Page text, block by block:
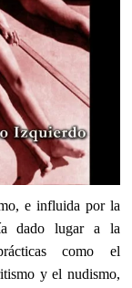
e influida por la
dado lugar a la
como el
y el nudismo,